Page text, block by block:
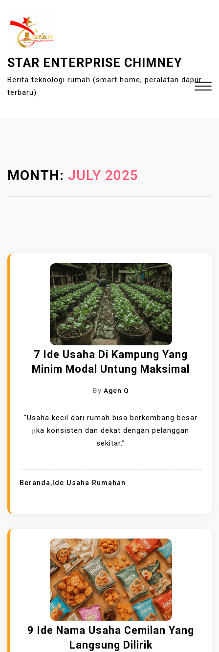
STAR ENTERPRISE CHIMNEY
Berita teknologi rumah (smart home, peralatan dapur
terbaru)
MONTH: JULY 2025
7 Ide Usaha Di Kampung Yang
Minim Modal Untung Maksimal
By Agen Q
“Usaha kecil dari rumah bisa berkembang besar
jika konsisten dan dekat dengan pelanggan
sekitar.”
Beranda, Ide Usaha Rumahan
9 Ide Nama Usaha Cemilan Yang
Langsung Dilirik